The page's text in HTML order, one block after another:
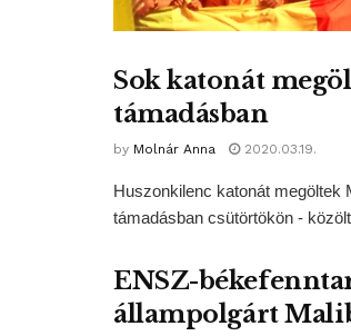
Sok katonát
támadásban
by Molnár Anna 2020.03.19.
Huszonkilenc katonát megöltek
támadásban csütörtökön -
ENSZ-
állampolgárt